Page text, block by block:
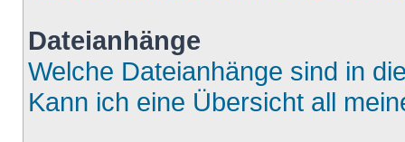
Dateianhänge
Welche Dateianhänge sind in
Kann ich eine Übersicht all